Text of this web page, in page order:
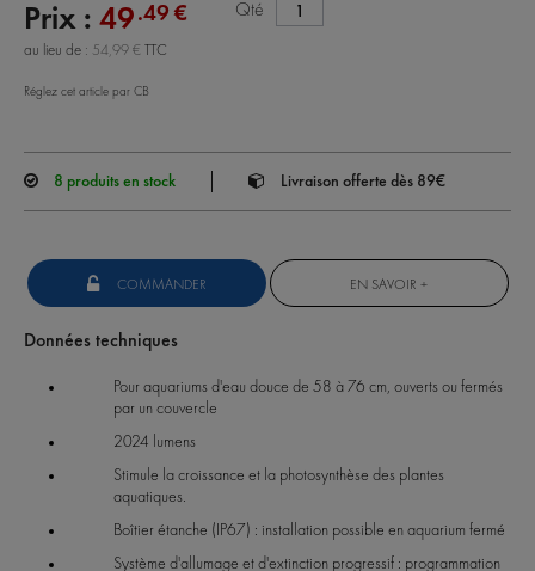
Prix : 49 .49 €
au lieu de : 54,99 € TTC
Qté
Réglez cet article par CB
8 produits en stock Livraison offerte dès 89€
COMMANDER EN SAVOIR +
Données techniques
Pour aquariums d'eau douce de 58 à 76 cm, ouverts ou fermés
par un couvercle
2024 lumens
Stimule la croissance et la photosynthèse des plantes
aquatiques.
Boîtier étanche (IP67) : installation possible en aquarium fermé
Système d'allumage et d'extinction progressif : programmation